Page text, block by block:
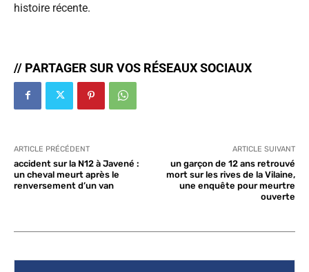
histoire récente.
// PARTAGER SUR VOS RÉSEAUX SOCIAUX
ARTICLE PRÉCÉDENT
accident sur la N12 à Javené :
un cheval meurt après le
renversement d’un van
ARTICLE SUIVANT
un garçon de 12 ans retrouvé
mort sur les rives de la Vilaine,
une enquête pour meurtre
ouverte